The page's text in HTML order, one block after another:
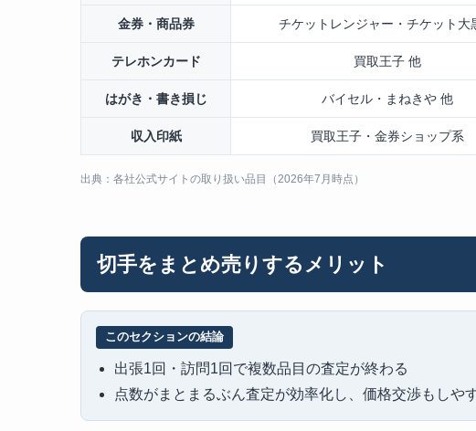
金券・商品券 チケットレンジャー・チケット大
テレホンカード 買取王子 他
はがき・書き損じ バイセル・まねきや 他
収入印紙 買取王子・金券ショップ系
出典：各社公式サイトの取り扱い品目（2026年7月時点）
切手をまとめ売りするメリット
このセクションの結論
出張1回・訪問1回で複数品目の査定が終わる
点数がまとまるぶん査定が効率化し、価格交渉もしや